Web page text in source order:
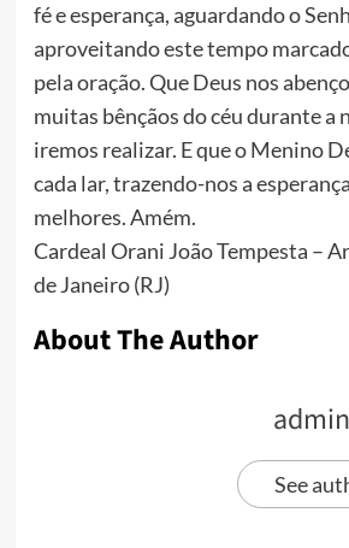
fé e esperança, aguardando o
aproveitando este tempo
pela oração. Que Deus nos
muitas bênçãos do céu durante a
iremos realizar. E que o Menino
cada lar, trazendo-nos a
melhores. Amém.
Cardeal Orani João Tempesta –
de Janeiro (RJ)
About The Author
See